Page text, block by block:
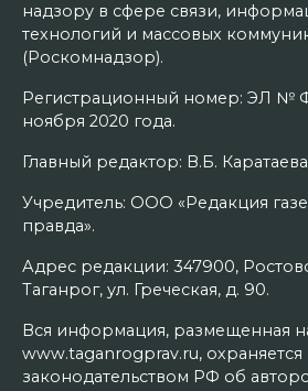
надзору в сфере связи,
технологий и массовых
(Роскомнадзор).
Регистрационный номер: ЭЛ №
ноября 2020 года.
Главный редактор: В.Б.
Учредитель: ООО «Редакция
правда».
Адрес редакции: 347900,
Таганрог, ул. Греческая, д. 90.
Вся информация, размещенная
www.taganrogprav.ru, охраняется
законодательством РФ об